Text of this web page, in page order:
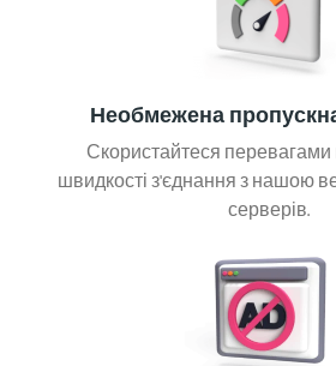
Необмежена
Скористайтеся
швидкості з'єднання з нашою
серверів.